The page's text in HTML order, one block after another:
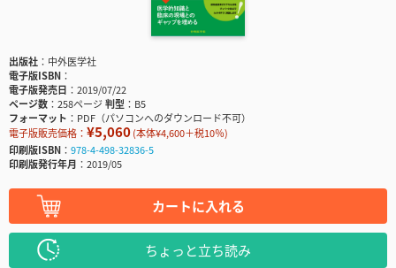
出版社
中外医学社
電子版ISBN
電子版発売日
2019/07/22
ページ数
258ページ判型
B5
フォーマット
PDF（パソコンへのダウンロード不可）
電子版販売価格： ¥5,060(本体¥4,600＋税10％)
印刷版ISBN
978-4-498-32836-5
印刷版発行年月
2019/05
カートに入れる
ちょっと立ち読み